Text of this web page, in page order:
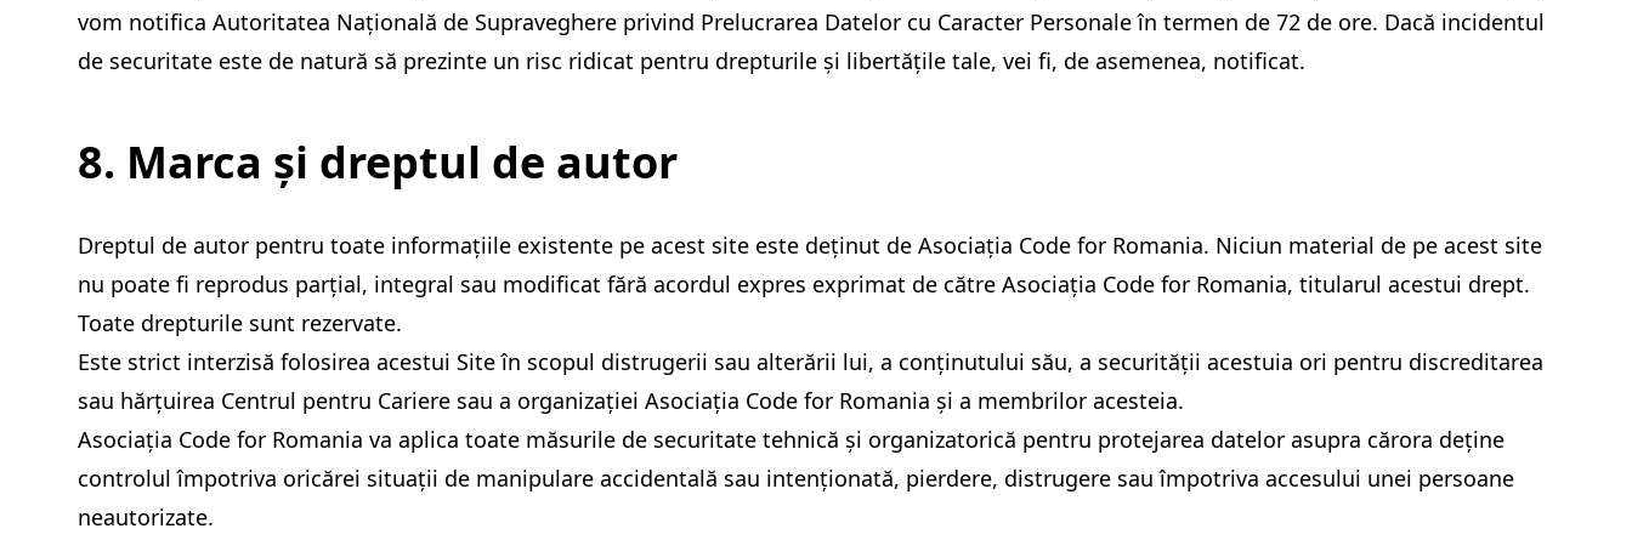
vom notifica Autoritatea Națională de Supraveghere privind Prelucrarea Datelor cu Caracter Personale în termen de 72 de ore. Dacă incidentul
de securitate este de natură să prezinte un risc ridicat pentru drepturile și libertățile tale, vei fi, de asemenea, notificat.
8. Marca și dreptul de autor
Dreptul de autor pentru toate informațiile existente pe acest site este deținut de Asociația Code for Romania. Niciun material de pe acest site
nu poate fi reprodus parțial, integral sau modificat fără acordul expres exprimat de către Asociația Code for Romania, titularul acestui drept.
Toate drepturile sunt rezervate.
Este strict interzisă folosirea acestui Site în scopul distrugerii sau alterării lui, a conținutului său, a securității acestuia ori pentru discreditarea
sau hărțuirea Centrul pentru Cariere sau a organizației Asociația Code for Romania și a membrilor acesteia.
Asociația Code for Romania va aplica toate măsurile de securitate tehnică și organizatorică pentru protejarea datelor asupra cărora deține
controlul împotriva oricărei situații de manipulare accidentală sau intenționată, pierdere, distrugere sau împotriva accesului unei persoane
neautorizate.